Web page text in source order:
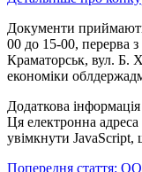
Документи
00 до 15-00, перерва
Краматорськ, вул. Б.
економіки
Додаткова
Ця електронна
увімкнути JavaScript,
Попередня стаття: